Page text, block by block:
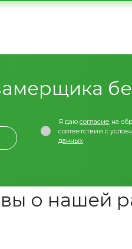
Я даю cогласие на
соответствии с
данных
о нашей